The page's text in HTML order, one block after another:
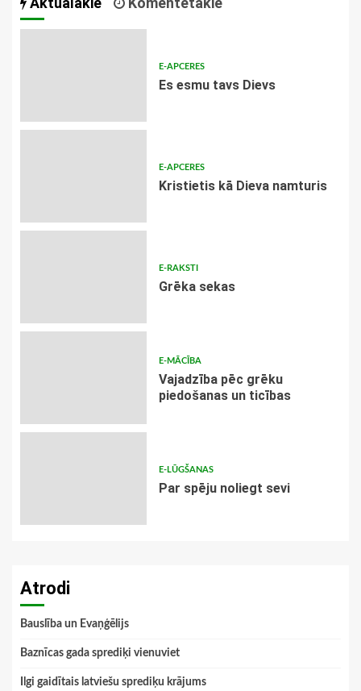
E-APCERES
Es esmu tavs Dievs
E-APCERES
Kristietis kā Dieva namturis
E-RAKSTI
Grēka sekas
E-MĀCĪBA
Vajadzība pēc grēku
piedošanas un ticības
E-LŪGŠANAS
Par spēju noliegt sevi
Atrodi
Bauslība un Evaņģēlijs
Baznīcas gada sprediķi vienuviet
Ilgi gaidītais latviešu sprediķu krājums